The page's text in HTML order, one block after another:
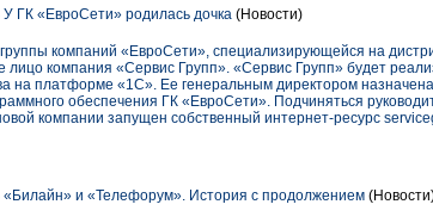
У ГК «ЕвроСети» родилась дочка (Новости)
группы компаний «ЕвроСети», специализирующейся на
лицо компания «Сервис Групп». «Сервис Групп» будет
на платформе «1С». Ее генеральным директором
обеспечения ГК «ЕвроСети». Подчиняться
компании запущен собственный интернет-ресурс
«Билайн» и «Телефорум». История с продолжением